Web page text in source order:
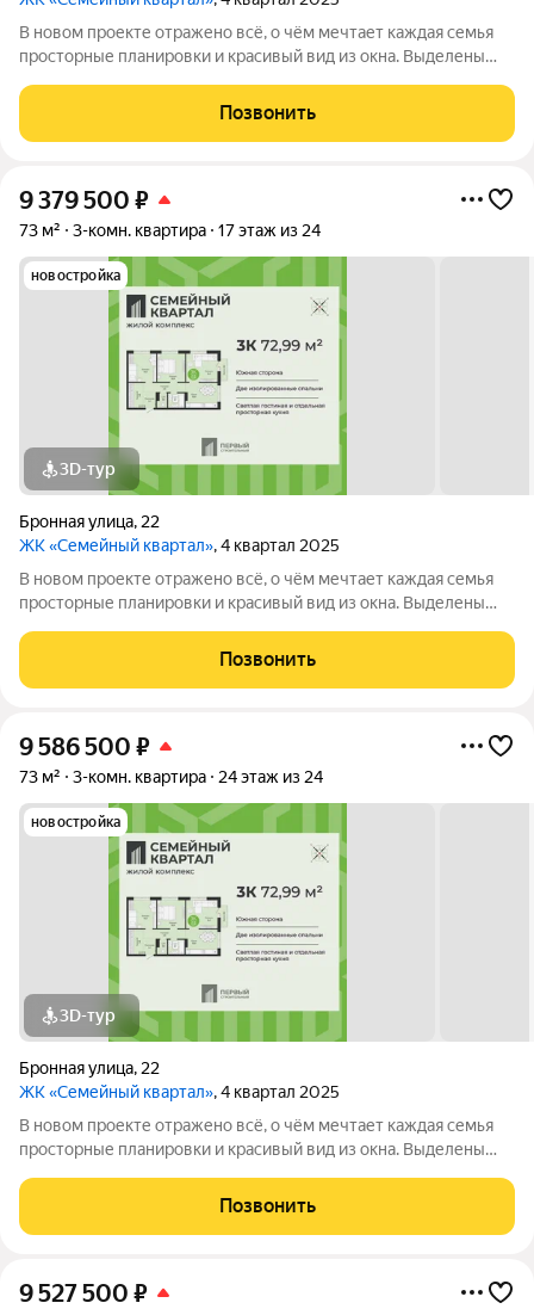
В новом проекте отражено всё, о чём мечтает каждая семья
просторные планировки и красивый вид из окна. Выделены
уютная придомовая территория, где каждому найдётся место,
а также приятная
Позвонить
9 379 500 ₽
73 м² 3-комн. квартира 17 этаж из 24
новостройка
3D-тур
Бронная улица, 22
ЖК «Семейный квартал», 4 квартал 2025
В новом проекте отражено всё, о чём мечтает каждая семья
просторные планировки и красивый вид из окна. Выделены
уютная придомовая территория, где каждому найдётся место,
а также приятная
Позвонить
9 586 500 ₽
73 м² 3-комн. квартира 24 этаж из 24
новостройка
3D-тур
Бронная улица, 22
ЖК «Семейный квартал», 4 квартал 2025
В новом проекте отражено всё, о чём мечтает каждая семья
просторные планировки и красивый вид из окна. Выделены
уютная придомовая территория, где каждому найдётся место,
а также приятная
Позвонить
9 527 500 ₽